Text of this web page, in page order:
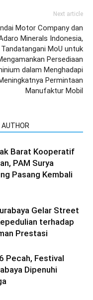
Next article
Motor Company dan
Minerals Indonesia,
MoU untuk
Persediaan
dalam Menghadapi
Permintaan
Manufaktur Mobil
AUTHOR
Barat Kooperatif
PAM Surya
Pasang Kembali
Gelar Street
terhadap
Prestasi
Pecah, Festival
Dipenuhi